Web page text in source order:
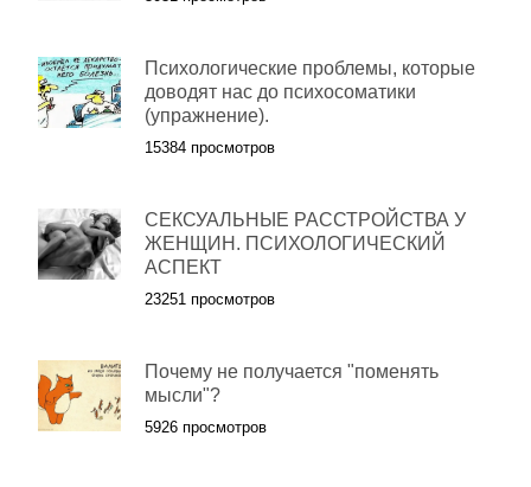
Психологические проблемы, которые
доводят нас до психосоматики
(упражнение).
15384 просмотров
СЕКСУАЛЬНЫЕ РАССТРОЙСТВА У
ЖЕНЩИН. ПСИХОЛОГИЧЕСКИЙ
АСПЕКТ
23251 просмотров
Почему не получается "поменять
мысли"?
5926 просмотров